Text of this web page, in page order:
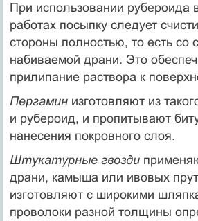
При использовании рубероида
работах посыпку следует
стороны полностью, то есть со
набиваемой драни. Это
прилипание раствора к
Пергаминизготовляют из
и рубероид, и пропитывают
нанесения покровного слоя.
Штукатурные гвозди
драни, камыша или ивовых
изготовляют с широкими
проволоки разной толщины